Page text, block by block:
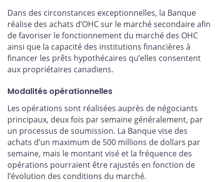
Dans des circonstances exceptionnelles, la Banque
réalise des achats d’OHC sur le marché secondaire afin
de favoriser le fonctionnement du marché des OHC
ainsi que la capacité des institutions financières à
financer les prêts hypothécaires qu’elles consentent
aux propriétaires canadiens.
Modalités opérationnelles
Les opérations sont réalisées auprès de négociants
principaux, deux fois par semaine généralement, par
un processus de soumission. La Banque vise des
achats d’un maximum de 500 millions de dollars par
semaine, mais le montant visé et la fréquence des
opérations pourraient être rajustés en fonction de
l’évolution des conditions du marché.